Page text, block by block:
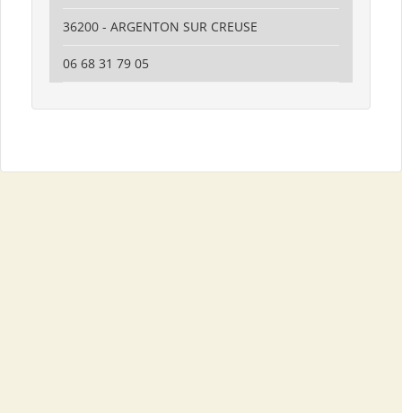
36200 - ARGENTON SUR CREUSE
06 68 31 79 05